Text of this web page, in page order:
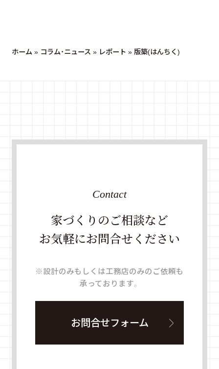
ホーム» コラム・ニュース » レポート » 版築(はんちく)
家づくりのご相談など
お気軽にお問合せください
Contact
※設計のみもしくは工務店のみのご依頼も
承っております。
お問合せフォーム